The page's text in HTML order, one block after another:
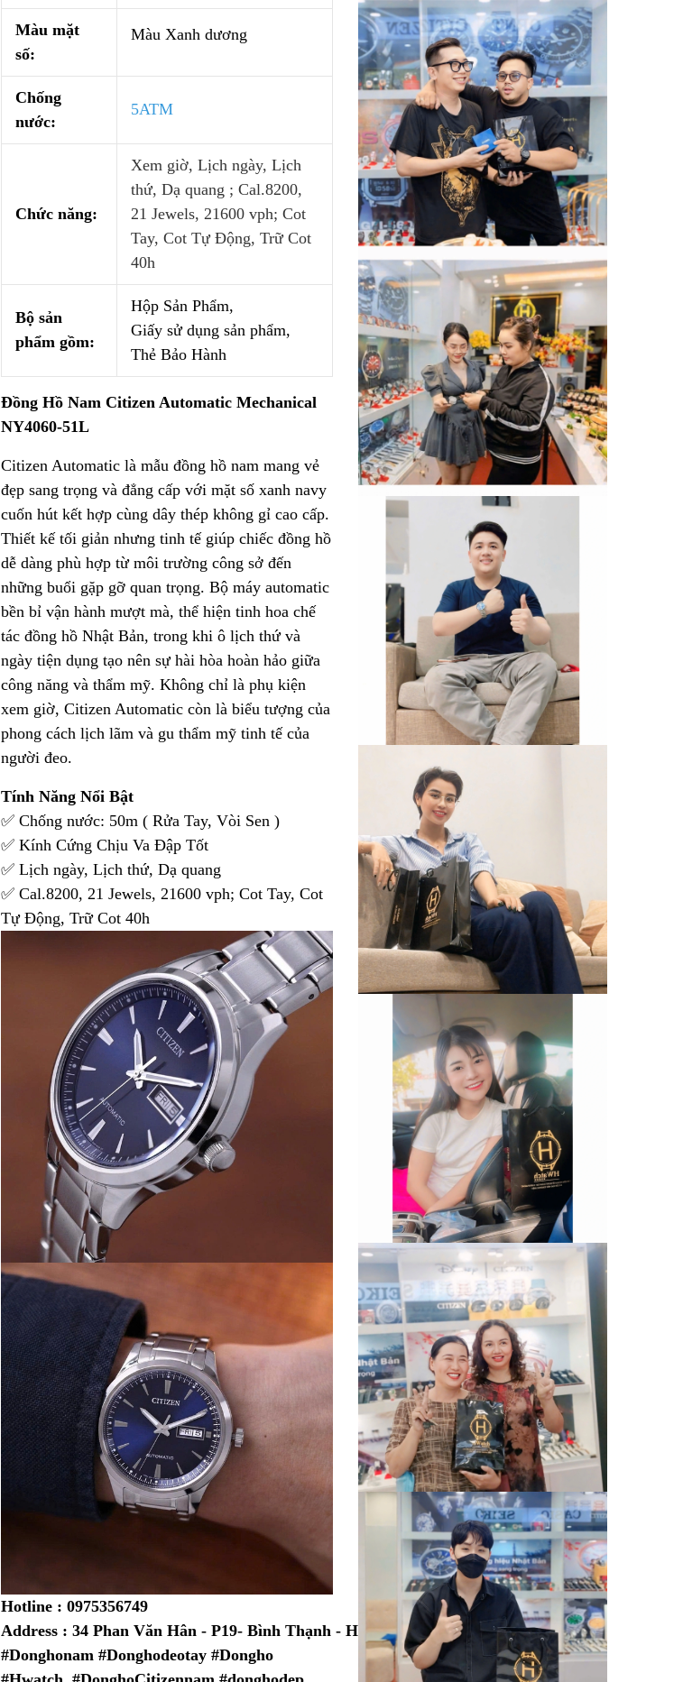
Màu mặt
số:
Màu Xanh dương
Chống
nước:
5ATM
Chức năng:
Xem giờ, Lịch ngày, Lịch
thứ, Dạ quang ; Cal.8200,
21 Jewels, 21600 vph; Cot
Tay, Cot Tự Động, Trữ Cot
40h
Bộ sản
phẩm gồm:
Hộp Sản Phẩm,
Giấy sử dụng sản phẩm,
Thẻ Bảo Hành
Đồng Hồ Nam Citizen Automatic Mechanical
NY4060-51L
Citizen Automatic là mẫu đồng hồ nam mang vẻ
đẹp sang trọng và đẳng cấp với mặt số xanh navy
cuốn hút kết hợp cùng dây thép không gỉ cao cấp.
Thiết kế tối giản nhưng tinh tế giúp chiếc đồng hồ
dễ dàng phù hợp từ môi trường công sở đến
những buổi gặp gỡ quan trọng. Bộ máy automatic
bền bỉ vận hành mượt mà, thể hiện tinh hoa chế
tác đồng hồ Nhật Bản, trong khi ô lịch thứ và
ngày tiện dụng tạo nên sự hài hòa hoàn hảo giữa
công năng và thẩm mỹ. Không chỉ là phụ kiện
xem giờ, Citizen Automatic còn là biểu tượng của
phong cách lịch lãm và gu thẩm mỹ tinh tế của
người đeo.
Tính Năng Nổi Bật
✅ Chống nước: 50m ( Rửa Tay, Vòi Sen )
✅ Kính Cứng Chịu Va Đập Tốt
✅ Lịch ngày, Lịch thứ, Dạ quang
✅ Cal.8200, 21 Jewels, 21600 vph; Cot Tay, Cot
Tự Động, Trữ Cot 40h
Hotline : 0975356749
Address : 34 Phan Văn Hân - P19- Bình Thạnh - HCM
#Donghonam #Donghodeotay #Dongho